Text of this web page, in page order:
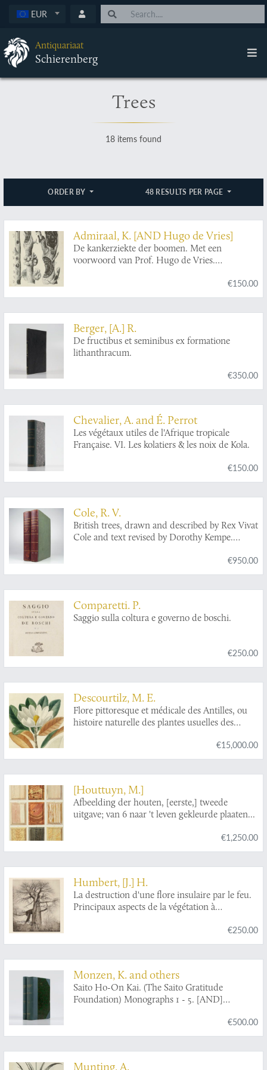
EUR
Antiquariaat
Schierenberg
Trees
18 items found
ORDER BY 48 RESULTS PER PAGE
Admiraal, K. [AND Hugo de Vries]
De kankerziekte der boomen. Met een
voorwoord van Prof. Hugo de Vries.
Nederlandsche Maatschappij voor Tuinbouw
en Plantkunde. Met 5 platen.
€150.00
Berger, [A.] R.
De fructibus et seminibus ex formatione
lithanthracum.
€350.00
Chevalier, A. and É. Perrot
Les végétaux utiles de l'Afrique tropicale
Française. VI. Les kolatiers & les noix de Kola.
€150.00
Cole, R. V.
British trees, drawn and described by Rex Vivat
Cole and text revised by Dorothy Kempe.
€950.00
Comparetti. P.
Saggio sulla coltura e governo de boschi.
€250.00
Descourtilz, M. E.
Flore pittoresque et médicale des Antilles, ou
histoire naturelle des plantes usuelles des
Portugaises; Peinte d'après les dessins faits sur
les lieux par M. J. Th. Descourtilz.
€15,000.00
[Houttuyn, M.]
Afbeelding der houten, [eerste,] tweede
uitgave; van 6 naar 't leven gekleurde plaaten...
€1,250.00
Humbert, [J.] H.
La destruction d'une flore insulaire par le feu.
Principaux aspects de la végétation à
€250.00
Monzen, K. and others
Saito Ho-On Kai. (The Saito Gratitude
Foundation) Monographs 1 - 5. [AND]
€500.00
Munting, A.